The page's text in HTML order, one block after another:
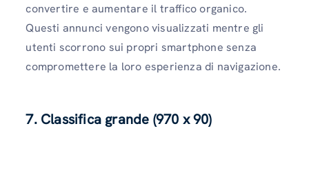
convertire e aumentare il traffico organico.
Questi annunci vengono visualizzati mentre gli
utenti scorrono sui propri smartphone senza
compromettere la loro esperienza di navigazione.
7. Classifica grande (970 x 90)